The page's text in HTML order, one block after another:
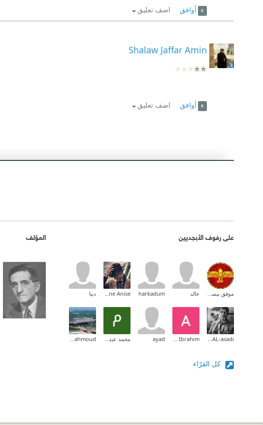
أوافق اضف تعليق
Shalaw Jaffar Amin
أوافق اضف تعليق
على رفوف الأبجديين
موفق نيسكو حنوكا خالد harkadum
Youne Anise دنيا
Mohammed AL-asadi
Ahmed Ibrahim
ayad محمد عبدالرضا Samir Mahmoud
كل القرّاء
المؤلف